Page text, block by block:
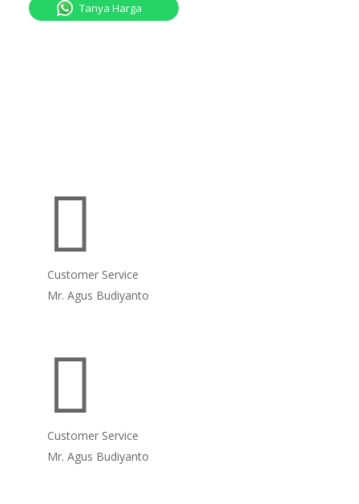
Tanya Harga

Customer Service
Mr. Agus Budiyanto

Customer Service
Mr. Agus Budiyanto